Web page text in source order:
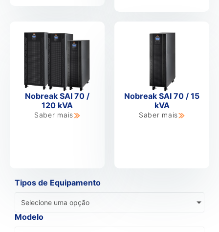
Tipos de Equipamento
Selecione uma opção
Modelo
Nobreak SAI 70 /
120 kVA
Saber mais
Nobreak SAI 70 / 15
kVA
Saber mais